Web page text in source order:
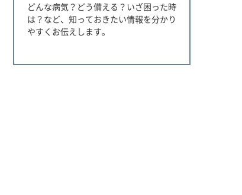
どんな病気？どう備える？いざ困った時
は？など、知っておきたい情報を分かり
やすくお伝えします。